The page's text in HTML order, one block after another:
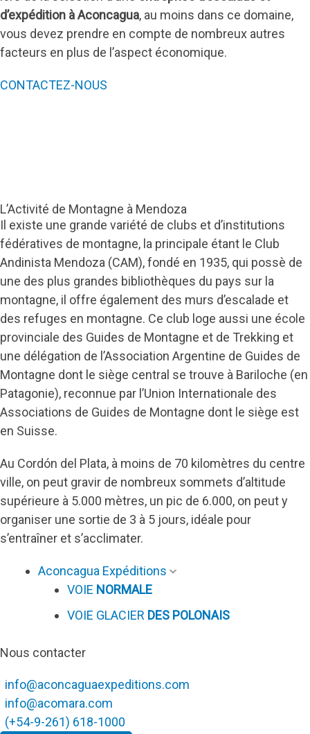
d’expédition à Aconcagua, au moins dans ce domaine,
vous devez prendre en compte de nombreux autres
facteurs en plus de l’aspect économique.
CONTACTEZ-NOUS
L’Activité de Montagne à Mendoza
Il existe une grande variété de clubs et d’institutions
fédératives de montagne, la principale étant le Club
Andinista Mendoza (CAM), fondé en 1935, qui possè de
une des plus grandes bibliothèques du pays sur la
montagne, il offre également des murs d’escalade et
des refuges en montagne. Ce club loge aussi une école
provinciale des Guides de Montagne et de Trekking et
une délégation de l’Association Argentine de Guides de
Montagne dont le siège central se trouve à Bariloche (en
Patagonie), reconnue par l’Union Internationale des
Associations de Guides de Montagne dont le siège est
en Suisse.
Au Cordón del Plata, à moins de 70 kilomètres du centre
ville, on peut gravir de nombreux sommets d’altitude
supérieure à 5.000 mètres, un pic de 6.000, on peut y
organiser une sortie de 3 à 5 jours, idéale pour
s’entraîner et s’acclimater.
Aconcagua Expéditions
VOIE NORMALE
VOIE GLACIER DES POLONAIS
Nous contacter
info@aconcaguaexpeditions.com
info@acomara.com
(+54-9-261) 618-1000